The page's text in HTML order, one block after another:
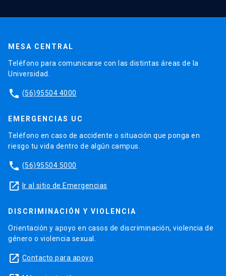
MESA CENTRAL
Teléfono para comunicarse con las distintas áreas de la
Universidad.
phone (56)95504 4000
EMERGENCIAS UC
Teléfono en caso de accidente o situación que ponga en
riesgo tu vida dentro de algún campus.
phone (56)95504 5000
launch Ir al sitio de Emergencias
DISCRIMINACIÓN Y VIOLENCIA
Orientación y apoyo en casos de discriminación, violencia de
género o violencia sexual.
launch Contacto para apoyo